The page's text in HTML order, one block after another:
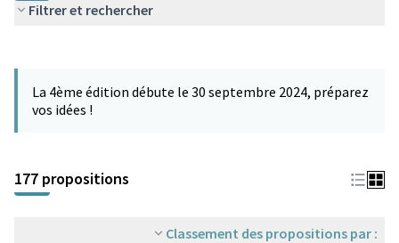
Filtrer et rechercher
−
La 4ème édition débute le 30 septembre 2024, préparez
vos idées !
177 propositions
Classement des propositions par :